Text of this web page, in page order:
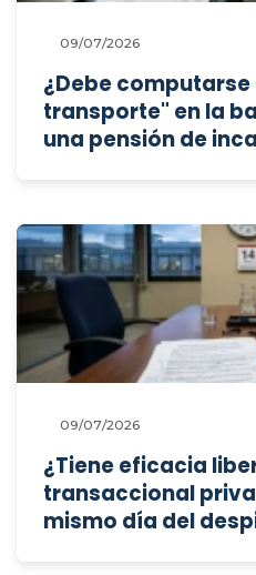
09/07/2026
¿Debe computarse
transporte" en la
una pensión de
exclusión de este
en el antiguo
09/07/2026
¿Tiene eficacia
transaccional
mismo día del